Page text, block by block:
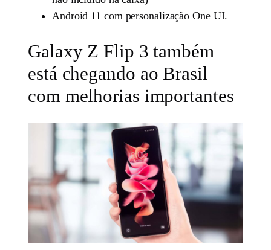
Android 11 com personalização One UI.
Galaxy Z Flip 3 também
está chegando ao Brasil
com melhorias importantes